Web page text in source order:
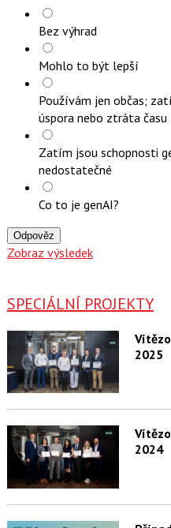
Bez výhrad
Mohlo to být lepší
Používám jen občas;
úspora nebo ztráta času
Zatím jsou schopnosti
nedostatečné
Co to je genAI?
Odpověz
Zobraz výsledek
SPECIÁLNÍ PROJEKTY
2025
2024